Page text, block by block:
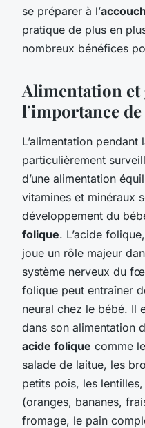
se préparer à l’
pratique de plus en
nombreux bénéfices
Alimentation et
l’importance
L’alimentation
particulièrement
d’une alimentation
vitamines et minéraux
développement du
folique. L’acide
joue un rôle majeur
système nerveux du
folique peut entraîner
neural chez le bébé. Il
dans son alimentation
acide folique comme
salade de laitue, les
petits pois, les
(oranges, bananes,
fromage, le pain